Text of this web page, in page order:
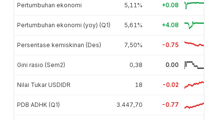
Pertumbuhan ekonomi 5,11% +0.08
Pertumbuhan ekonomi (yoy) (Q1) 5,61% +4.08
Persentase kemiskinan (Des) 7,50% -0.75
Gini rasio (Sem2) 0,38 0.00
Nilai Tukar USDIDR 18 -0.02
PDB ADHK (Q1) 3.447,70 -0.77